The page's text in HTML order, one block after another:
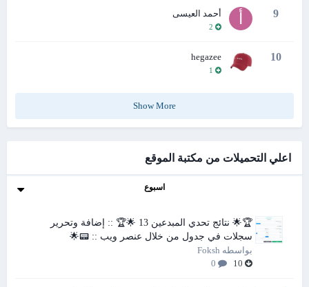
9 أحمد العيسى
2
10
hegazee
1
Show More
اعلي التحميلات من مكتبة الموقع
اسبوع
🏆🌟 نتائج تحدي المبدعين 13 🌟🏆 :: إضافة وتحرير
سجلات في جدول من خلال عنصر ويب :: 📟🌟
بواسطهFoksh
10
0